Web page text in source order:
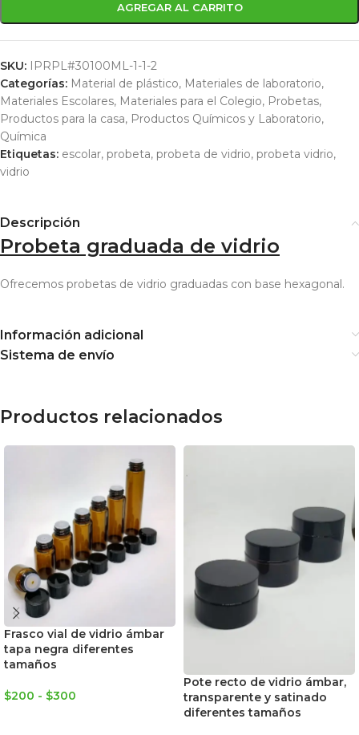
AGREGAR AL CARRITO
SKU:
IPRPL#30100ML-1-1-2
Categorías: Material de plástico, Materiales de laboratorio,
Materiales Escolares, Materiales para el Colegio, Probetas,
Productos para la casa, Productos Químicos y Laboratorio,
Química
Etiquetas: escolar, probeta, probeta de vidrio, probeta vidrio,
vidrio
Descripción
Probeta graduada de vidrio
Ofrecemos probetas de vidrio graduadas con base hexagonal.
Información adicional
Sistema de envío
Productos relacionados
Frasco vial de vidrio ámbar
tapa negra diferentes
tamaños
$200 - $300
Pote recto de vidrio ámbar,
transparente y satinado
diferentes tamaños